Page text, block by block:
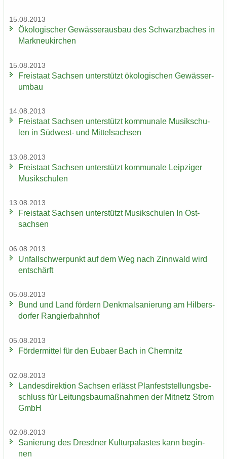
15.08.2013
Öko­lo­gi­scher Ge­wäs­ser­aus­bau des Schwarz­ba­ches in
Mark­neu­kir­chen
15.08.2013
Frei­staat Sach­sen un­ter­stützt öko­lo­gi­schen Ge­wäs­ser­
um­bau
14.08.2013
Frei­staat Sach­sen un­ter­stützt kom­mu­na­le Mu­sik­schu­
len in Südwest-​ und Mit­tel­sach­sen
13.08.2013
Frei­staat Sach­sen un­ter­stützt kom­mu­na­le Leip­zi­ger
Mu­sik­schu­len
13.08.2013
Frei­staat Sach­sen un­ter­stützt Mu­sik­schu­len In Ost­
sach­sen
06.08.2013
Un­fall­schwer­punkt auf dem Weg nach Zinn­wald wird
ent­schärft
05.08.2013
Bund und Land för­dern Denk­mal­sa­nie­rung am Hil­bers­
dor­fer Ran­gier­bahn­hof
05.08.2013
För­der­mit­tel für den Eu­ba­er Bach in Chem­nitz
02.08.2013
Lan­des­di­rek­ti­on Sach­sen er­lässt Plan­fest­stel­lungs­be­
schluss für Lei­tungs­bau­maß­nah­men der Mit­netz Strom
GmbH
02.08.2013
Sa­nie­rung des Dresd­ner Kul­tur­pa­las­tes kann be­gin­
nen